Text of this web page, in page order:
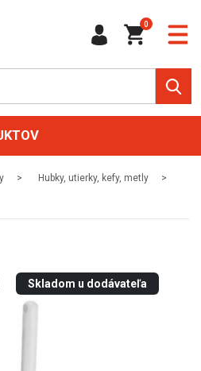
0
Hubky, utierky, kefy, metly
Skladom u dodávateľa